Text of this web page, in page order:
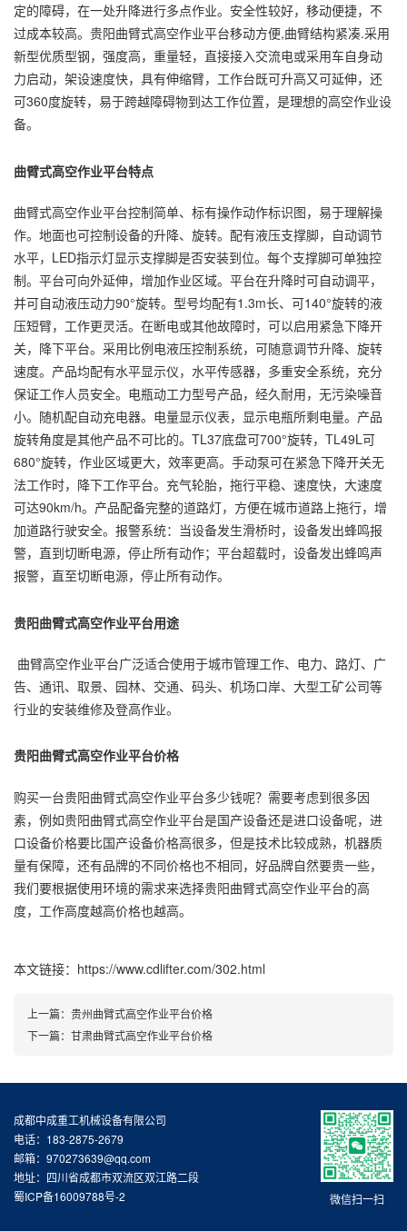
定的障碍，在一处升降进行多点作业。安全性较好，移动便捷，不
过成本较高。贵阳曲臂式高空作业平台移动方便,曲臂结构紧凑.采用
新型优质型钢，强度高，重量轻，直接接入交流电或采用车自身动
力启动，架设速度快，具有伸缩臂，工作台既可升高又可延伸，还
可360度旋转，易于跨越障碍物到达工作位置，是理想的高空作业设
备。
曲臂式高空作业平台特点
曲臂式高空作业平台控制简单、标有操作动作标识图，易于理解操
作。地面也可控制设备的升降、旋转。配有液压支撑脚，自动调节
水平，LED指示灯显示支撑脚是否安装到位。每个支撑脚可单独控
制。平台可向外延伸，增加作业区域。平台在升降时可自动调平，
并可自动液压动力90°旋转。型号均配有1.3m长、可140°旋转的液
压短臂，工作更灵活。在断电或其他故障时，可以启用紧急下降开
关，降下平台。采用比例电液压控制系统，可随意调节升降、旋转
速度。产品均配有水平显示仪，水平传感器，多重安全系统，充分
保证工作人员安全。电瓶动工力型号产品，经久耐用，无污染噪音
小。随机配自动充电器。电量显示仪表，显示电瓶所剩电量。产品
旋转角度是其他产品不可比的。TL37底盘可700°旋转，TL49L可
680°旋转，作业区域更大，效率更高。手动泵可在紧急下降开关无
法工作时，降下工作平台。充气轮胎，拖行平稳、速度快，大速度
可达90km/h。产品配备完整的道路灯，方便在城市道路上拖行，增
加道路行驶安全。报警系统：当设备发生滑桥时，设备发出蜂鸣报
警，直到切断电源，停止所有动作；平台超载时，设备发出蜂鸣声
报警，直至切断电源，停止所有动作。
贵阳曲臂式高空作业平台用途
曲臂高空作业平台广泛适合使用于城市管理工作、电力、路灯、广
告、通讯、取景、园林、交通、码头、机场口岸、大型工矿公司等
行业的安装维修及登高作业。
贵阳曲臂式高空作业平台价格
购买一台贵阳曲臂式高空作业平台多少钱呢？需要考虑到很多因
素，例如贵阳曲臂式高空作业平台是国产设备还是进口设备呢，进
口设备价格要比国产设备价格高很多，但是技术比较成熟，机器质
量有保障，还有品牌的不同价格也不相同，好品牌自然要贵一些，
我们要根据使用环境的需求来选择贵阳曲臂式高空作业平台的高
度，工作高度越高价格也越高。
本文链接：https://www.cdlifter.com/302.html
上一篇： 贵州曲臂式高空作业平台价格
下一篇： 甘肃曲臂式高空作业平台价格
微信扫一扫
成都中成重工机械设备有限公司
电话：183-2875-2679
邮箱：970273639@qq.com
地址：四川省成都市双流区双江路二段
蜀ICP备16009788号-2